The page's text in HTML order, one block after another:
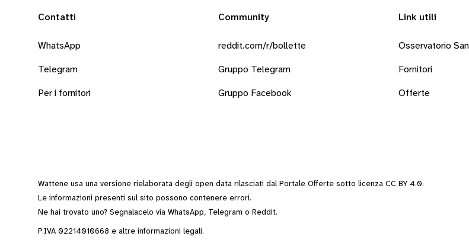
Contatti
WhatsApp
Telegram
Per i fornitori
Community
reddit.com/r/bollette
Gruppo Telegram
Gruppo Facebook
Link utili
Osservatorio
Fornitori
Offerte
Wattene usa una versione rielaborata degli open data rilasciati dal Portale Offerte sotto licenza CC BY 4.0.
Le informazioni presenti sul sito possono contenere errori.
Ne hai trovato uno? Segnalacelo via WhatsApp, Telegram o Reddit.
P.IVA 02214010668 e altre informazioni legali.